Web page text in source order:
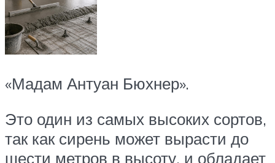
«Мадам Антуан Бюхнер».
Это один из самых высоких сортов,
так как сирень может вырасти до
шести метров в высоту, и обладает